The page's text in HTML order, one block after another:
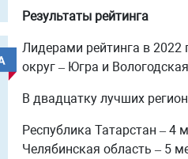
Результаты рейтинга
Лидерами рейтинга в
округ – Югра и
В двадцатку лучших
Республика Татарстан – 4
Челябинская область – 5